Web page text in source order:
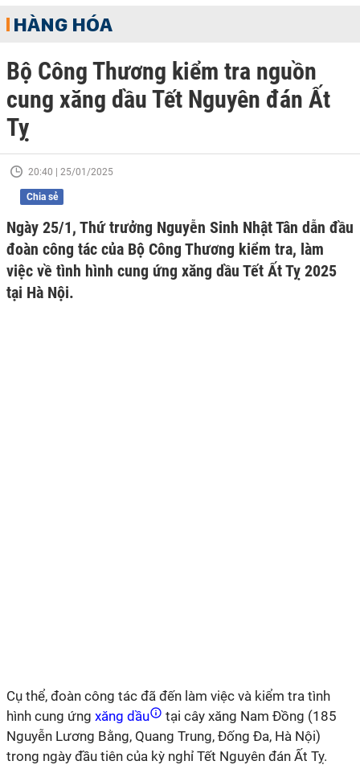
HÀNG HÓA
Bộ Công Thương kiểm tra nguồn
cung xăng dầu Tết Nguyên đán Ất
Tỵ
20:40 | 25/01/2025
Chia sẻ
Ngày 25/1, Thứ trưởng Nguyễn Sinh Nhật Tân dẫn đầu
đoàn công tác của Bộ Công Thương kiểm tra, làm
việc về tình hình cung ứng xăng dầu Tết Ất Tỵ 2025
tại Hà Nội.
Cụ thể, đoàn công tác đã đến làm việc và kiểm tra tình
hình cung ứng xăng dầu
tại cây xăng Nam Đồng (185
Nguyễn Lương Bằng, Quang Trung, Đống Đa, Hà Nội)
trong ngày đầu tiên của kỳ nghỉ Tết Nguyên đán Ất Tỵ.